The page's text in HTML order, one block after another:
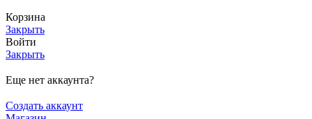
Корзина
Закрыть
Войти
Закрыть
Еще нет аккаунта?
Создать аккаунт